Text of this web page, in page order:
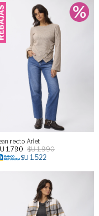
recto Arlet
1.790 $U1.990
$U 1.522